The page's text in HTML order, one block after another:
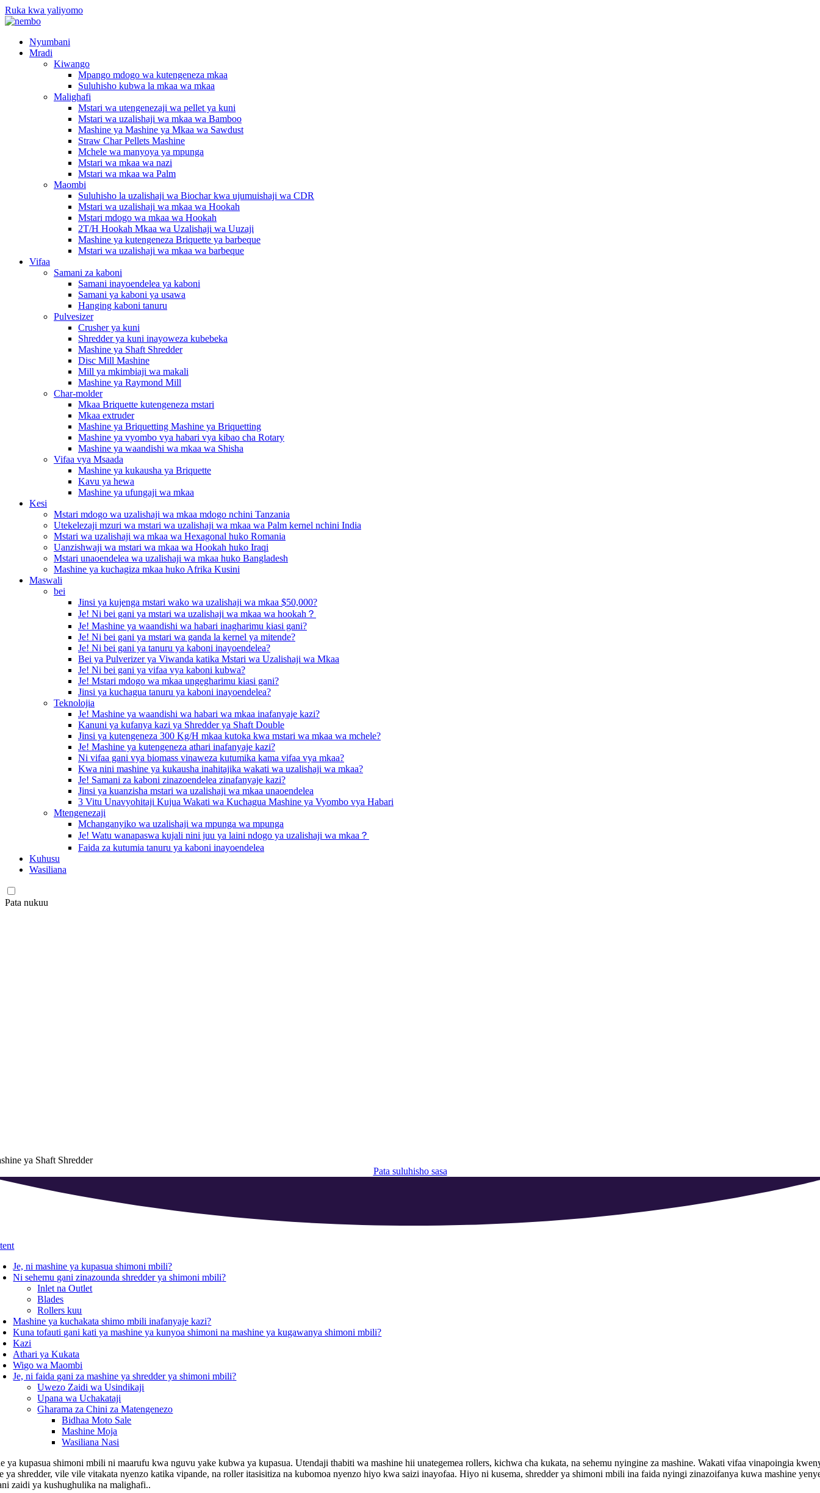
Ruka kwa yaliyomo
Nyumbani
Mradi
Kiwango
Mpango mdogo wa kutengeneza mkaa
Suluhisho kubwa la mkaa wa mkaa
Malighafi
Mstari wa utengenezaji wa pellet ya kuni
Mstari wa uzalishaji wa mkaa wa Bamboo
Mashine ya Mashine ya Mkaa wa Sawdust
Straw Char Pellets Mashine
Mchele wa manyoya ya mpunga
Mstari wa mkaa wa nazi
Mstari wa mkaa wa Palm
Maombi
Suluhisho la uzalishaji wa Biochar kwa ujumuishaji wa CDR
Mstari wa uzalishaji wa mkaa wa Hookah
Mstari mdogo wa mkaa wa Hookah
2T/H Hookah Mkaa wa Uzalishaji wa Uuzaji
Mashine ya kutengeneza Briquette ya barbeque
Mstari wa uzalishaji wa mkaa wa barbeque
Vifaa
Samani za kaboni
Samani inayoendelea ya kaboni
Samani ya kaboni ya usawa
Hanging kaboni tanuru
Pulvesizer
Crusher ya kuni
Shredder ya kuni inayoweza kubebeka
Mashine ya Shaft Shredder
Disc Mill Mashine
Mill ya mkimbiaji wa makali
Mashine ya Raymond Mill
Char-molder
Mkaa Briquette kutengeneza mstari
Mkaa extruder
Mashine ya Briquetting Mashine ya Briquetting
Mashine ya vyombo vya habari vya kibao cha Rotary
Mashine ya waandishi wa mkaa wa Shisha
Vifaa vya Msaada
Mashine ya kukausha ya Briquette
Kavu ya hewa
Mashine ya ufungaji wa mkaa
Kesi
Mstari mdogo wa uzalishaji wa mkaa mdogo nchini Tanzania
Utekelezaji mzuri wa mstari wa uzalishaji wa mkaa wa Palm kernel nchini India
Mstari wa uzalishaji wa mkaa wa Hexagonal huko Romania
Uanzishwaji wa mstari wa mkaa wa Hookah huko Iraqi
Mstari unaoendelea wa uzalishaji wa mkaa huko Bangladesh
Mashine ya kuchagiza mkaa huko Afrika Kusini
Maswali
bei
Jinsi ya kujenga mstari wako wa uzalishaji wa mkaa $50,000?
Je! Ni bei gani ya mstari wa uzalishaji wa mkaa wa hookah？
Je! Mashine ya waandishi wa habari inagharimu kiasi gani?
Je! Ni bei gani ya mstari wa ganda la kernel ya mitende?
Je! Ni bei gani ya tanuru ya kaboni inayoendelea?
Bei ya Pulverizer ya Viwanda katika Mstari wa Uzalishaji wa Mkaa
Je! Ni bei gani ya vifaa vya kaboni kubwa?
Je! Mstari mdogo wa mkaa ungegharimu kiasi gani?
Jinsi ya kuchagua tanuru ya kaboni inayoendelea?
Teknolojia
Je! Mashine ya waandishi wa habari wa mkaa inafanyaje kazi?
Kanuni ya kufanya kazi ya Shredder ya Shaft Double
Jinsi ya kutengeneza 300 Kg/H mkaa kutoka kwa mstari wa mkaa wa mchele?
Je! Mashine ya kutengeneza athari inafanyaje kazi?
Ni vifaa gani vya biomass vinaweza kutumika kama vifaa vya mkaa?
Kwa nini mashine ya kukausha inahitajika wakati wa uzalishaji wa mkaa?
Je! Samani za kaboni zinazoendelea zinafanyaje kazi?
Jinsi ya kuanzisha mstari wa uzalishaji wa mkaa unaoendelea
3 Vitu Unavyohitaji Kujua Wakati wa Kuchagua Mashine ya Vyombo vya Habari
Mtengenezaji
Mchanganyiko wa uzalishaji wa mpunga wa mpunga
Je! Watu wanapaswa kujali nini juu ya laini ndogo ya uzalishaji wa mkaa？
Faida za kutumia tanuru ya kaboni inayoendelea
Kuhusu
Wasiliana
Pata nukuu
ya Shaft Shredder
Pata suluhisho sasa
Je, ni mashine ya kupasua shimoni mbili?
Ni sehemu gani zinazounda shredder ya shimoni mbili?
Inlet na Outlet
Blades
Rollers kuu
Mashine ya kuchakata shimo mbili inafanyaje kazi?
Kuna tofauti gani kati ya mashine ya kunyoa shimoni na mashine ya kugawanya shimoni mbili?
Kazi
Athari ya Kukata
Wigo wa Maombi
Je, ni faida gani za mashine ya shredder ya shimoni mbili?
Uwezo Zaidi wa Usindikaji
Upana wa Uchakataji
Gharama za Chini za Matengenezo
Bidhaa Moto Sale
Mashine Moja
Wasiliana Nasi
ya kupasua shimoni mbili ni maarufu kwa nguvu yake kubwa ya kupasua. Utendaji thabiti wa mashine hii unategemea rollers, kichwa cha kukata, na sehemu nyingine za mashine. Wakati vifaa vinapoingia
ya shredder, vile vile vitakata nyenzo katika vipande, na roller itasisitiza na kubomoa nyenzo hiyo kwa saizi inayofaa. Hiyo ni kusema, shredder ya shimoni mbili ina faida nyingi zinazoifanya kuwa mashine
zaidi ya kushughulika na malighafi..